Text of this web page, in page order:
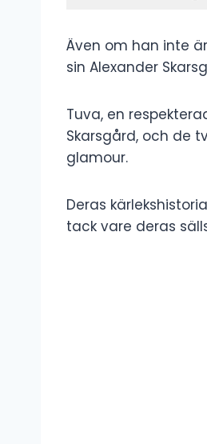
Även om han inte
sin Alexander
Tuva, en
Skarsgård, och de
glamour.
Deras
tack vare deras